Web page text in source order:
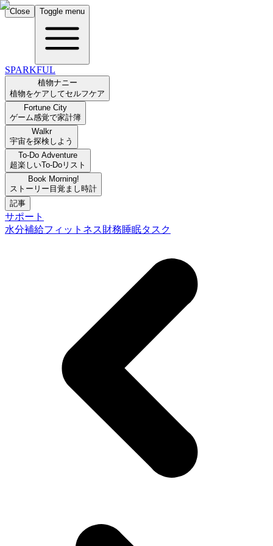
Close Toggle menu
SPARKFUL
植物ナニー
植物をケアしてセルフケア
Fortune City
ゲーム感覚で家計簿
Walkr
宇宙を探検しよう
To-Do Adventure
超楽しいTo-Doリスト
Book Morning!
ストーリー目覚まし時計
記事
サポート
水分補給フィットネス財務睡眠タスク